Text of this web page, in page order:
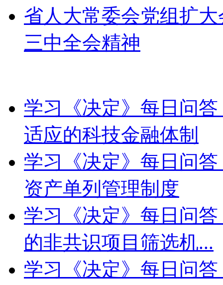
省人大常委会党组扩
三中全会精神
学习《决定》每日问
适应的科技金融体制
学习《决定》每日问
资产单列管理制度
学习《决定》每日问
的非共识项目筛选机...
学习《决定》每日问